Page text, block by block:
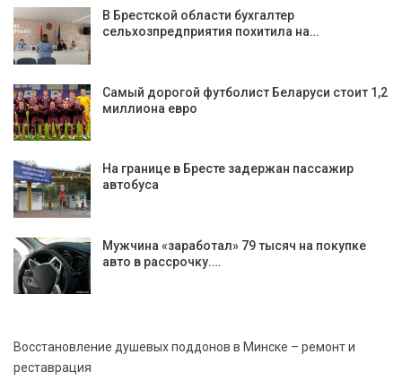
В Брестской области бухгалтер
сельхозпредприятия похитила на…
Самый дорогой футболист Беларуси стоит 1,2
миллиона евро
На границе в Бресте задержан пассажир
автобуса
Мужчина «заработал» 79 тысяч на покупке
авто в рассрочку.…
Восстановление душевых поддонов в Минске – ремонт и
реставрация